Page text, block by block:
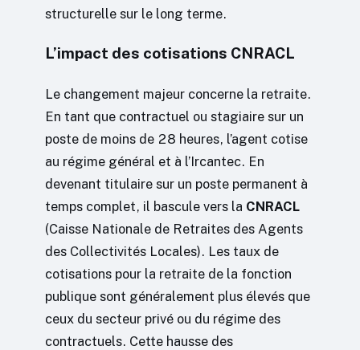
structurelle sur le long terme.
L’impact des cotisations CNRACL
Le changement majeur concerne la retraite.
En tant que contractuel ou stagiaire sur un
poste de moins de 28 heures, l’agent cotise
au régime général et à l’Ircantec. En
devenant titulaire sur un poste permanent à
temps complet, il bascule vers la CNRACL
(Caisse Nationale de Retraites des Agents
des Collectivités Locales). Les taux de
cotisations pour la retraite de la fonction
publique sont généralement plus élevés que
ceux du secteur privé ou du régime des
contractuels. Cette hausse des